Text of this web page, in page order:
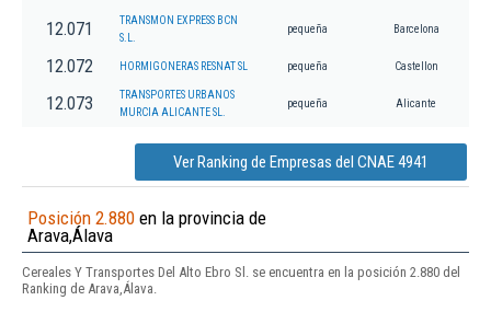
12.071
TRANSMON EXPRESS BCN
S.L.
pequeña Barcelona
12.072 HORMIGONERAS RESNAT SL pequeña Castellon
12.073
TRANSPORTES URBANOS
MURCIA ALICANTE SL.
pequeña Alicante
Ver Ranking de Empresas del CNAE 4941
Posición 2.880 en la provincia de
Arava,Álava
Cereales Y Transportes Del Alto Ebro Sl. se encuentra en la posición 2.880 del
Ranking de Arava,Álava.